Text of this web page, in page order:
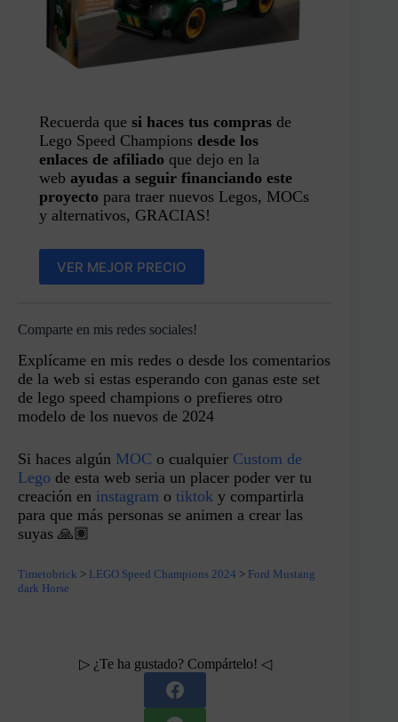
Recuerda que si haces tus compras de
Lego Speed Champions desde los
enlaces de afiliado que dejo en la
web ayudas a seguir financiando este
proyecto para traer nuevos Legos, MOCs
y alternativos, GRACIAS!
VER MEJOR PRECIO
Comparte en mis redes sociales!
Explícame en mis redes o desde los comentarios
de la web si estas esperando con ganas este set
de lego speed champions o prefieres otro
modelo de los nuevos de 2024
Si haces algún MOC o cualquier Custom de
Lego de esta web seria un placer poder ver tu
creación en instagram o tiktok y compartirla
para que más personas se animen a crear las
suyas 🙏🏽
Timetobrick > LEGO Speed Champions 2024 > Ford Mustang
dark Horse
▷ ¿Te ha gustado? Compártelo! ◁